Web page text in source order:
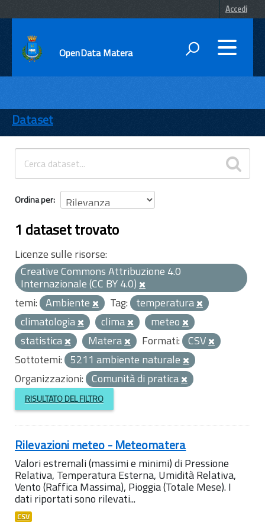
Accedi
OpenData Matera
ENTI
TEMI
INFORMAZIONI
Dataset
Ordina per
1 dataset trovato
Licenze sulle risorse:
Creative Commons Attribuzione 4.0
Internazionale (CC BY 4.0)
temi: Ambiente Tag: temperatura
climatologia
clima
meteo
statistica
Matera Formati: CSV
Sottotemi: 5211 ambiente naturale
Organizzazioni: Comunità di pratica
RISULTATO DEL FILTRO
Rilevazioni meteo - Meteomatera
Valori estremali (massimi e minimi) di Pressione
Relativa, Temperatura Esterna, Umidità Relativa,
Vento (Raffica Massima), Pioggia (Totale Mese). I
dati riportati sono rilevati...
CSV